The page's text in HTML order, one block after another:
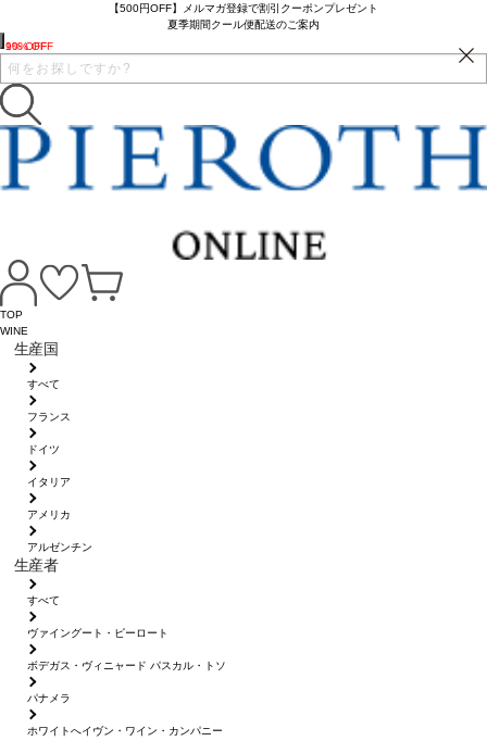
【500円OFF】メルマガ登録で割引クーポンプレゼント
夏季期間クール便配送のご案内
TOP
WINE
生産国
すべて
フランス
ドイツ
イタリア
アメリカ
アルゼンチン
生産者
すべて
ヴァイングート・ピーロート
ボデガス・ヴィニャード パスカル・トソ
パナメラ
ホワイトへイヴン・ワイン・カンパニー
10% OFF
9% OFF